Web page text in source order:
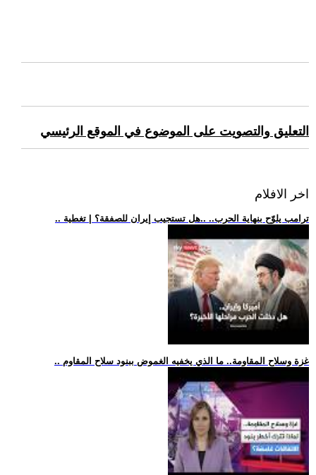
التعليق والتصويت على الموضوع في الموقع الرئيسي
اخر الافلام
.. ترامب يلوّح بنهاية الحرب.. ..هل تستجيب إيران للصفقة؟ | تغطية
.. غزة وسلاح المقاومة.. ما الذي يخفيه الغموض ببنود سلاح المقاوم